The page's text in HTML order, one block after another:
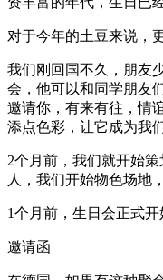
对于今年的土豆来说，
我们刚回国不久，朋友
会，他可以和同学朋友
邀请你，有来有往，情
添点色彩，让它成为我
2个月前，我们就开始
人，我们开始物色场地
1个月前，生日会正式开
邀请函